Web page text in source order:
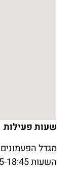
שעות פעילות
מגדל
השעות 8:15-18:45.